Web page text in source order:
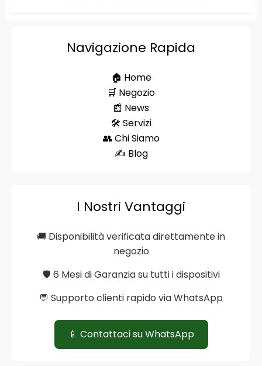
Navigazione Rapida
🏠 Home
🛒 Negozio
📰 News
🛠️ Servizi
👥 Chi Siamo
✍️ Blog
I Nostri Vantaggi
🚚 Disponibilità verificata direttamente in
negozio
🛡️ 6 Mesi di Garanzia su tutti i dispositivi
💬 Supporto clienti rapido via WhatsApp
📱 Contattaci su WhatsApp